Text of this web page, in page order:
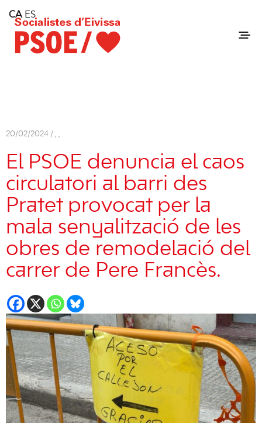
Consell Insular d'Eivissa
Services
Contact
20/02/2024 / , ,
El PSOE denuncia el caos
circulatori al barri des
Pratet provocat per la
mala senyalització de les
obres de remodelació del
carrer de Pere Francès.
CA ES